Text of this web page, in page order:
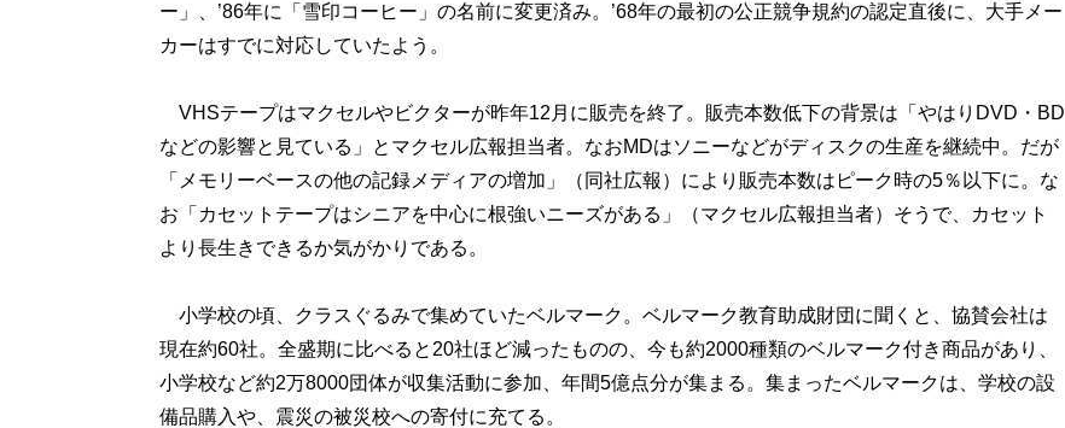
ー」、’86年に「雪印コーヒー」の名前に変更済み。’68年の最初の公正競争規約の認定直後に、大手メー
カーはすでに対応していたよう。
VHSテープはマクセルやビクターが昨年12月に販売を終了。販売本数低下の背景は「やはりDVD・BD
などの影響と見ている」とマクセル広報担当者。なおMDはソニーなどがディスクの生産を継続中。だが
「メモリーベースの他の記録メディアの増加」（同社広報）により販売本数はピーク時の5％以下に。な
お「カセットテープはシニアを中心に根強いニーズがある」（マクセル広報担当者）そうで、カセット
より長生きできるか気がかりである。
小学校の頃、クラスぐるみで集めていたベルマーク。ベルマーク教育助成財団に聞くと、協賛会社は
現在約60社。全盛期に比べると20社ほど減ったものの、今も約2000種類のベルマーク付き商品があり、
小学校など約2万8000団体が収集活動に参加、年間5億点分が集まる。集まったベルマークは、学校の設
備品購入や、震災の被災校への寄付に充てる。